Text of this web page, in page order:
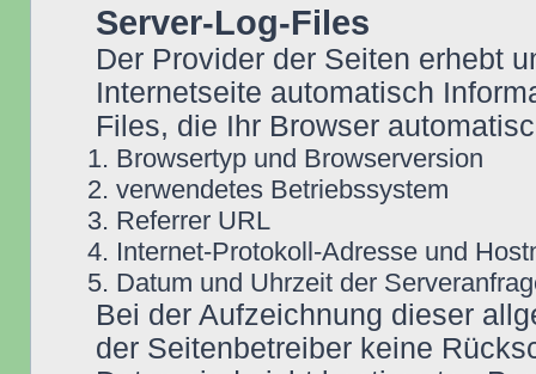
Server-Log-Files
Der Provider der Seiten erhebt
Internetseite automatisch
Files, die Ihr Browser
Browsertyp und Browserversion
verwendetes Betriebssystem
Referrer URL
Internet-Protokoll-Adresse und
Datum und Uhrzeit der
Bei der Aufzeichnung dieser
der Seitenbetreiber keine